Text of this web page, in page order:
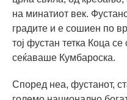
на минатиот век.
градите и е сошиен по
тој фустан тетка Коца
сеќаваше Кумбароска.
Според неа, фустанот,